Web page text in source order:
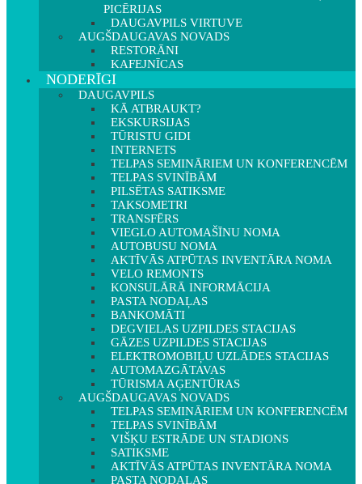
PICĒRIJAS
DAUGAVPILS VIRTUVE
AUGŠDAUGAVAS NOVADS
RESTORĀNI
KAFEJNĪCAS
NODERĪGI
DAUGAVPILS
KĀ ATBRAUKT?
EKSKURSIJAS
TŪRISTU GIDI
INTERNETS
TELPAS SEMINĀRIEM UN KONFERENCĒM
TELPAS SVINĪBĀM
PILSĒTAS SATIKSME
TAKSOMETRI
TRANSFĒRS
VIEGLO AUTOMAŠĪNU NOMA
AUTOBUSU NOMA
AKTĪVĀS ATPŪTAS INVENTĀRA NOMA
VELO REMONTS
KONSULĀRĀ INFORMĀCIJA
PASTA NODAĻAS
BANKOMĀTI
DEGVIELAS UZPILDES STACIJAS
GĀZES UZPILDES STACIJAS
ELEKTROMOBIĻU UZLĀDES STACIJAS
AUTOMAZGĀTAVAS
TŪRISMA AĢENTŪRAS
AUGŠDAUGAVAS NOVADS
TELPAS SEMINĀRIEM UN KONFERENCĒM
TELPAS SVINĪBĀM
VIŠĶU ESTRĀDE UN STADIONS
SATIKSME
AKTĪVĀS ATPŪTAS INVENTĀRA NOMA
PASTA NODAĻAS